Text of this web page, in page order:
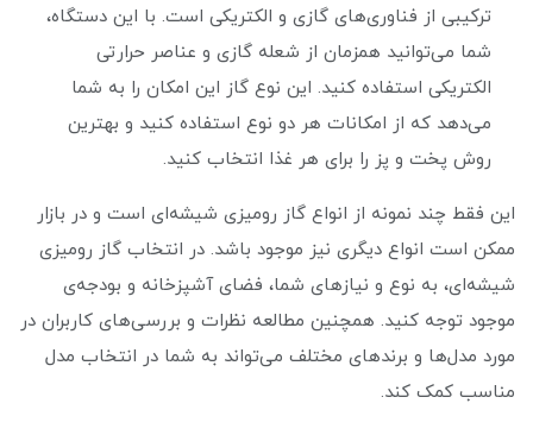
ترکیبی از فناوری‌های گازی و الکتریکی است. با این دستگاه،
شما می‌توانید همزمان از شعله گازی و عناصر حرارتی
الکتریکی استفاده کنید. این نوع گاز این امکان را به شما
می‌دهد که از امکانات هر دو نوع استفاده کنید و بهترین
روش پخت و پز را برای هر غذا انتخاب کنید.
این فقط چند نمونه از انواع گاز رومیزی شیشه‌ای است و در بازار
ممکن است انواع دیگری نیز موجود باشد. در انتخاب گاز رومیزی
شیشه‌ای، به نوع و نیازهای شما، فضای آشپزخانه و بودجه‌ی
موجود توجه کنید. همچنین مطالعه نظرات و بررسی‌های کاربران در
مورد مدل‌ها و برندهای مختلف می‌تواند به شما در انتخاب مدل
مناسب کمک کند.